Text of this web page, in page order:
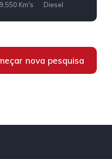
Km's Diesel
nova pesquisa